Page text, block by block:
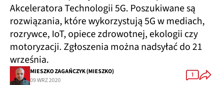
Akceleratora Technologii 5G. Poszukiwane są
rozwiązania, które wykorzystują 5G w mediach,
rozrywce, IoT, opiece zdrowotnej, ekologii czy
motoryzacji. Zgłoszenia można nadsyłać do 21
września.
MIESZKO ZAGAŃCZYK (MIESZKO)
09 WRZ 2020
1